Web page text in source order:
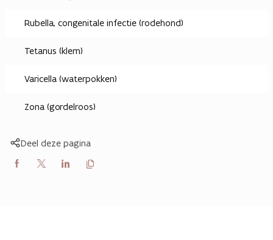
Rubella, congenitale infectie (rodehond)
Tetanus (klem)
Varicella (waterpokken)
Zona (gordelroos)
Deel deze pagina
Delen
Delen
Delen
link